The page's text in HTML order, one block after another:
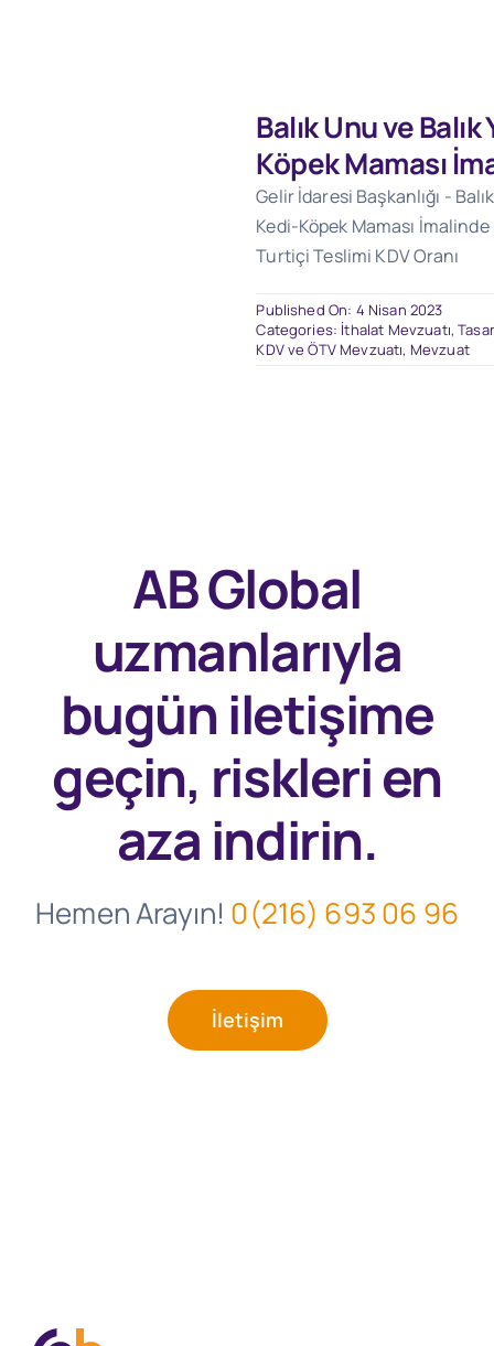
Balık Unu ve
Köpek Maması
Gelir İdaresi Başkanlığı -
Kedi-Köpek Maması
Turtiçi Teslimi KDV Oranı
Published On: 4 Nisan 2023
Categories: İthalat Mevzuatı,
KDV ve ÖTV Mevzuatı, Mevzuat
AB Global
uzmanlarıyla
bugüniletişime
geçin, riskleri en
aza indirin.
Hemen Arayın! 0(216) 693 06 96
İletişim